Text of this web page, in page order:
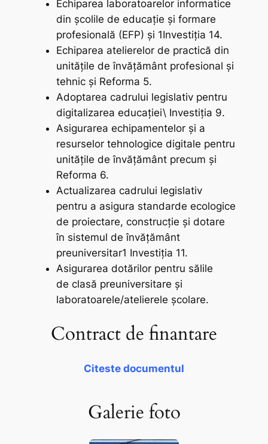
Echiparea laboratoarelor informatice
din școlile de educație şi formare
profesională (EFP) şi 1Investiţia 14.
Echiparea atelierelor de practică din
unitățile de învățământ profesional şi
tehnic şi Reforma 5.
Adoptarea cadrului legislativ pentru
digitalizarea educației\ Investiția 9.
Asigurarea echipamentelor şi a
resurselor tehnologice digitale pentru
unitățile de învățământ precum şi
Reforma 6.
Actualizarea cadrului legislativ
pentru a asigura standarde ecologice
de proiectare, construcție şi dotare
în sistemul de învățământ
preuniversitar1 Investiția 11.
Asigurarea dotărilor pentru sălile
de clasă preuniversitare şi
laboratoarele/atelierele școlare.
Contract de finantare
Citeste documentul
Galerie foto